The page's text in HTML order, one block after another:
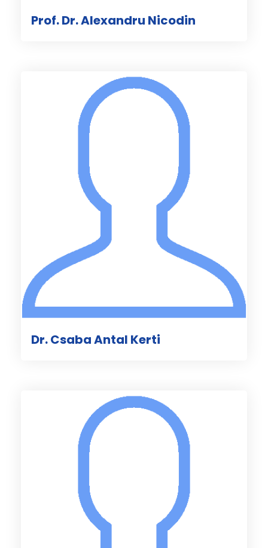
Prof. Dr. Alexandru Nicodin
Dr. Csaba Antal Kerti